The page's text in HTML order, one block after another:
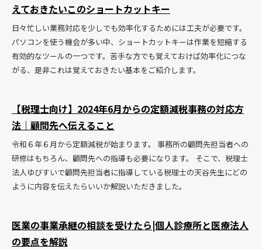
えておきたいこのショートカットキー
日々忙しい業務対応を少しでも効率化するためには工夫が必要です。
パソコンを使う機会が多い中、ショートカットキーは作業を短縮する
有効的なツールの一つです。苦手な方でも覚えておけば効率化につな
がる、是非これは覚えておきたい基本をご紹介します。
【税理士向け】2024年6月からの定額減税事務の対応方
法｜顧問先へ伝えること
令和６年６月から定額減税が始まります。 事務所の顧問先担当者への
研修はもちろん、顧問先への指導も必要になります。 そこで、税理士
法人ゆびすいで顧問先担当者に指導している税理士の天谷先生にどの
ように内容を伝えたらいいか解説いただきました。
医業の事業承継の相談を受けたら|個人診療所と医療法人
の要点を解説